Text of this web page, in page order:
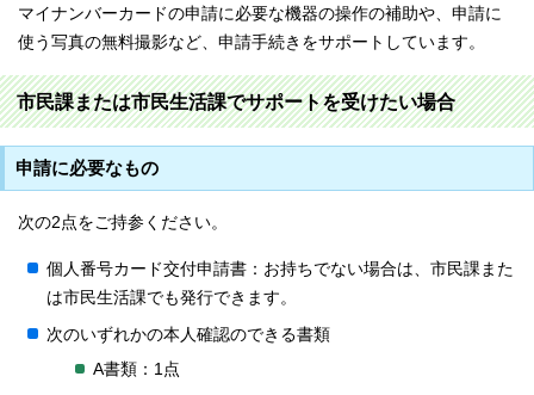
マイナンバーカードの申請に必要な機器の操作の補助や、申請に
使う写真の無料撮影など、申請手続きをサポートしています。
市民課または市民生活課でサポートを受けたい場合
申請に必要なもの
次の2点をご持参ください。
個人番号カード交付申請書：お持ちでない場合は、市民課また
は市民生活課でも発行できます。
次のいずれかの本人確認のできる書類
A書類：1点